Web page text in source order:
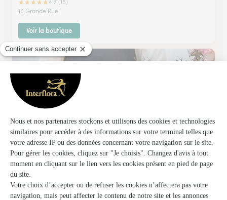
★★★★★4.7 (16)
16 Grande Rue
Voir la boutique
Roses et Lilas
Dole
★★★★ ★4.3 (33)
C.Cial Intermaché Les Epenottes 9, rue Léon Bel
Voir la boutique